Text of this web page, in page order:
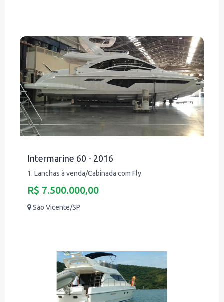
Intermarine 60 - 2016
1. Lanchas à venda/Cabinada com Fly
R$ 7.500.000,00
São Vicente/SP